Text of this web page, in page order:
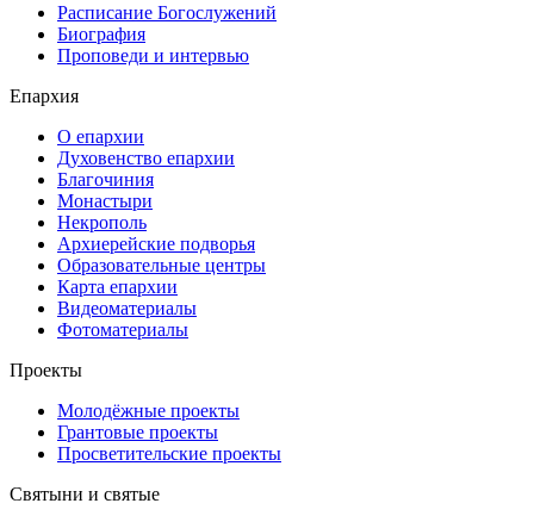
Расписание Богослужений
Биография
Проповеди и интервью
Епархия
О епархии
Духовенство епархии
Благочиния
Монастыри
Некрополь
Архиерейские подворья
Образовательные центры
Карта епархии
Видеоматериалы
Фотоматериалы
Проекты
Молодёжные проекты
Грантовые проекты
Просветительские проекты
Святыни и святые